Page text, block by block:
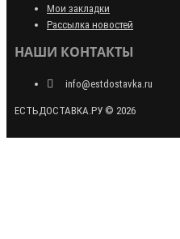
Мои закладки
Рассылка новостей
НАШИ КОНТАКТЫ
info@estdostavka.ru
ЕСТЬДОСТАВКА.РУ © 2026